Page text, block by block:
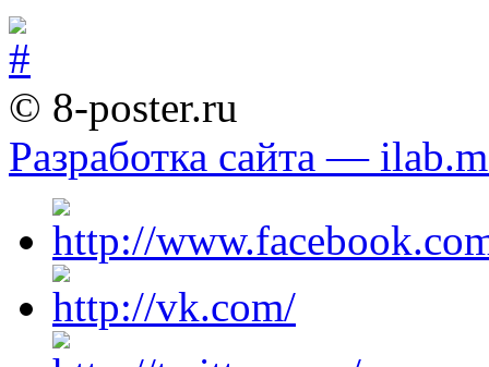
© 8-poster.ru
Разработка сайта —